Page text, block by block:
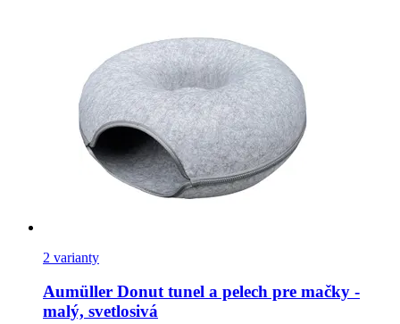
2 varianty
Aumüller Donut tunel a pelech pre mačky -​
malý, svetlosivá